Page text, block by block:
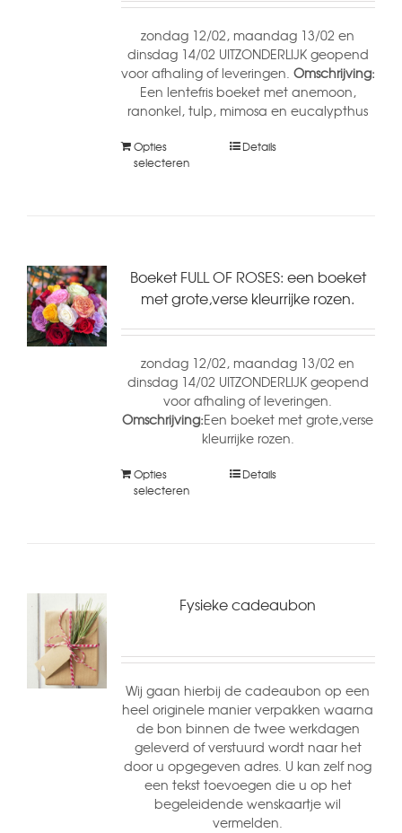
zondag 12/02, maandag 13/02 en
dinsdag 14/02 UITZONDERLIJK geopend
voor afhaling of leveringen. Omschrijving:
Een lentefris boeket met anemoon,
ranonkel, tulp, mimosa en eucalypthus
Opties
selecteren
Details
Boeket FULL OF ROSES: een boeket
met grote,verse kleurrijke rozen.
zondag 12/02, maandag 13/02 en
dinsdag 14/02 UITZONDERLIJK geopend
voor afhaling of leveringen.
Omschrijving:Een boeket met grote,verse
kleurrijke rozen.
Opties
selecteren
Details
Fysieke cadeaubon
Wij gaan hierbij de cadeaubon op een
heel originele manier verpakken waarna
de bon binnen de twee werkdagen
geleverd of verstuurd wordt naar het
door u opgegeven adres. U kan zelf nog
een tekst toevoegen die u op het
begeleidende wenskaartje wil
vermelden.